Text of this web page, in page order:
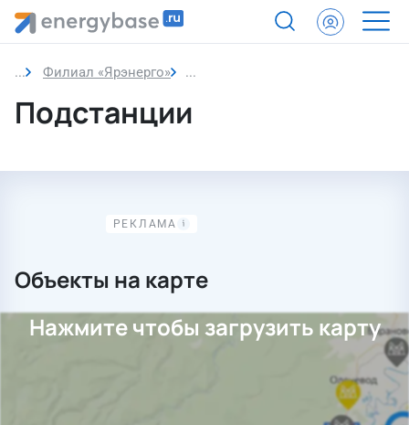
Филиал «Ярэнерго» Подстанции
Подстанции
Объекты на карте
Нажмите чтобы загрузить карту